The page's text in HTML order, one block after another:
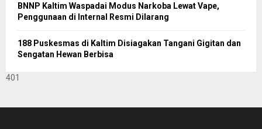
BNNP Kaltim Waspadai Modus Narkoba Lewat Vape,
Penggunaan di Internal Resmi Dilarang
188 Puskesmas di Kaltim Disiagakan Tangani Gigitan dan
Sengatan Hewan Berbisa
401